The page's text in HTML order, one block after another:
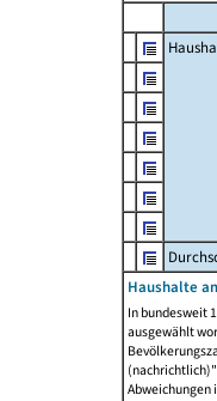
Haushalte
In bundesweit
ausgewählt
Abweichungen